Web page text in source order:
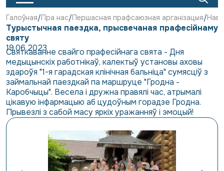
Галоўная Пра нас Першасная прафсаюзная арганізацыя
Турыстычная паездка, прысвечаная прафесійнаму
святу
19.06.2023
Святкаванне свайго прафесійнага свята - Дня
медыцынскіх работнікаў, калектыў установы аховы
здароўя "1-я гарадская клінічная бальніца" сумясціў з
займальнай паездкай па маршруце "Гродна -
Каробчыцы". Весела і дружна правялі час, атрымалі
цікавую інфармацыю аб цудоўным горадзе Гродна.
Прывезлі з сабой масу яркіх уражанняў і эмоцый!